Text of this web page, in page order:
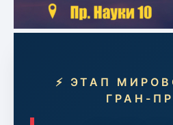
⚡ ЭТАП
ГРАН-